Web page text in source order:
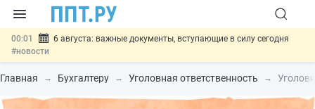
00:01
6 августа: важные документы, вступающие в силу сегодня
#новости
05.08 Обновили сообщения НПФ о договорах НПО и долгосрочных
сбережений#новости
гражданство: закон подписан#новости
Главная Бухгалтеру Уголовная ответственность